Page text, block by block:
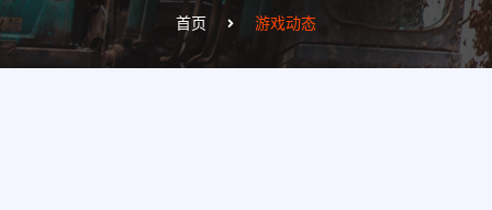
首页 游戏动态